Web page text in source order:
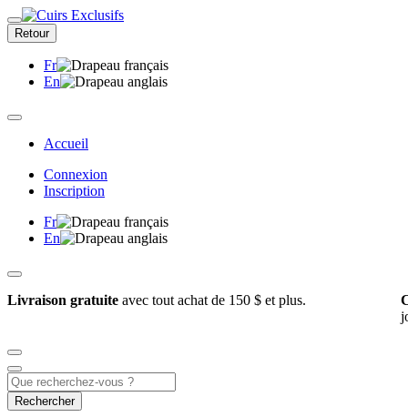
Retour
Fr
En
Accueil
Connexion
Inscription
Fr
En
Livraison gratuite avec tout achat de 150 $ et plus.
Rechercher